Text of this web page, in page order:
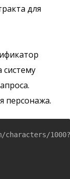
для
систему
персонажа.